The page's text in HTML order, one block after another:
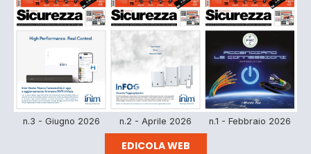
n.3 - Giugno 2026 n.2 - Aprile 2026 n.1 - Febbraio 2026
EDICOLA WEB